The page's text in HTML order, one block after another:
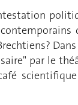
par le